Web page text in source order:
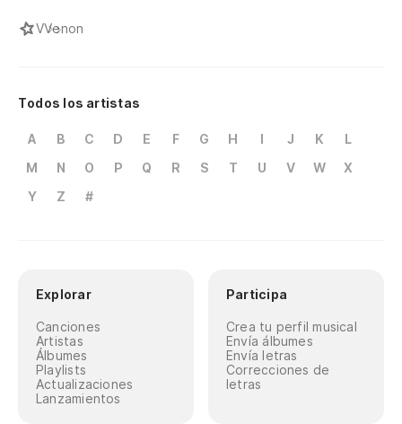
VVenon
Todos los artistas
A B C D E F G H I J K
L
M
N O P Q R S T U V W
X
Y
Z #
Explorar
Canciones
Artistas
Álbumes
Playlists
Actualizaciones
Lanzamientos
Participa
Crea tu perfil musical
Envía álbumes
Envía letras
Correcciones de
letras